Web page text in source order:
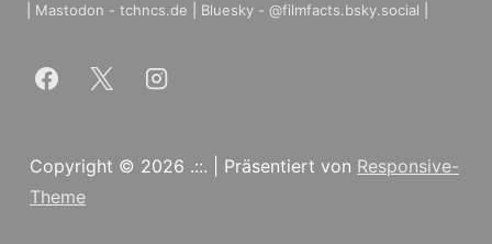
Mastodon - tchncs.de Bluesky - @filmfacts.bsky.social
Copyright © 2026 .::. | Präsentiert von Responsive-
Theme